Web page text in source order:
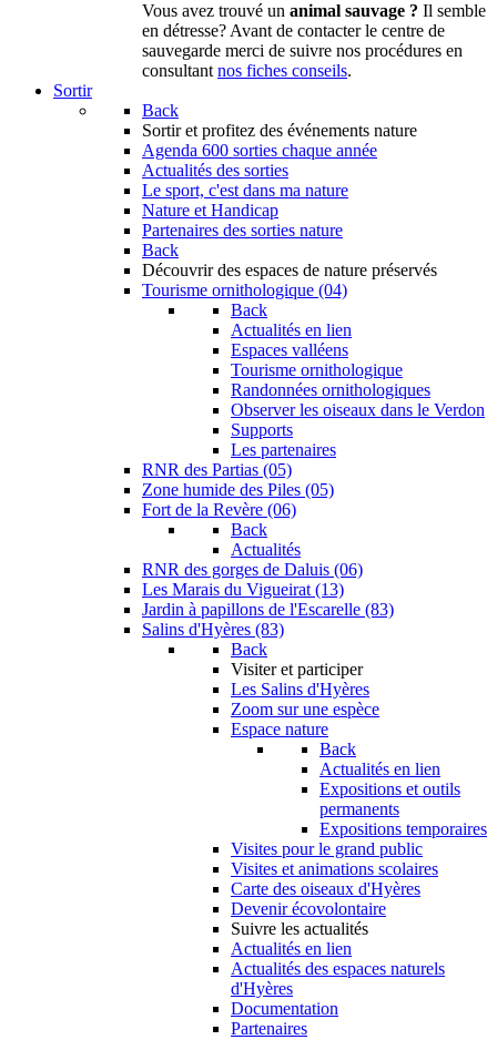
Vous avez trouvé un animal sauvage ? Il semble
en détresse? Avant de contacter le centre de
sauvegarde merci de suivre nos procédures en
consultant nos fiches conseils.
Sortir
Back
Sortir et profitez des événements nature
Agenda 600 sorties chaque année
Actualités des sorties
Le sport, c'est dans ma nature
Nature et Handicap
Partenaires des sorties nature
Back
Découvrir des espaces de nature préservés
Tourisme ornithologique (04)
Back
Actualités en lien
Espaces valléens
Tourisme ornithologique
Randonnées ornithologiques
Observer les oiseaux dans le Verdon
Supports
Les partenaires
RNR des Partias (05)
Zone humide des Piles (05)
Fort de la Revère (06)
Back
Actualités
RNR des gorges de Daluis (06)
Les Marais du Vigueirat (13)
Jardin à papillons de l'Escarelle (83)
Salins d'Hyères (83)
Back
Visiter et participer
Les Salins d'Hyères
Zoom sur une espèce
Espace nature
Back
Actualités en lien
Expositions et outils
permanents
Expositions temporaires
Visites pour le grand public
Visites et animations scolaires
Carte des oiseaux d'Hyères
Devenir écovolontaire
Suivre les actualités
Actualités en lien
Actualités des espaces naturels
d'Hyères
Documentation
Partenaires